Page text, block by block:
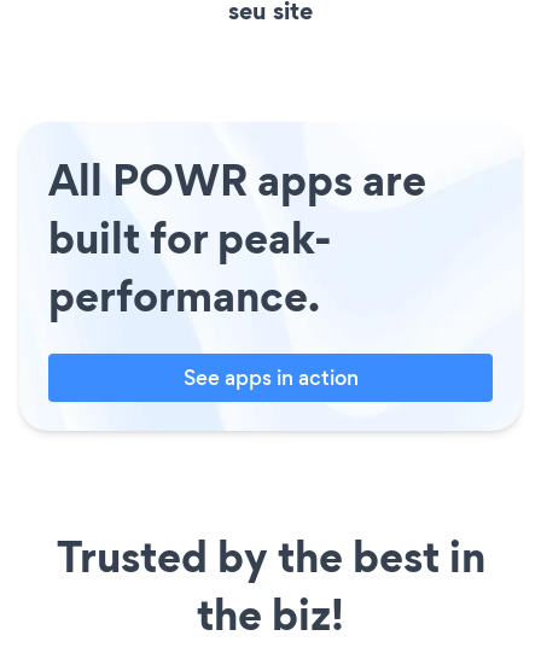
seu site
All POWR apps are
built for peak-
performance.
See apps in action
Trusted by the best in
the biz!